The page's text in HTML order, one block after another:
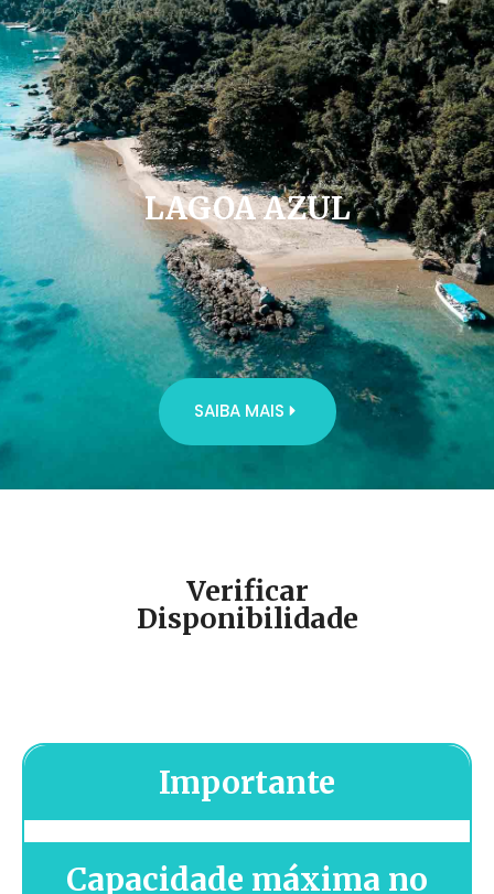
LAGOA AZUL
SAIBA MAIS
Verificar
Disponibilidade
Importante
Capacidade máxima no